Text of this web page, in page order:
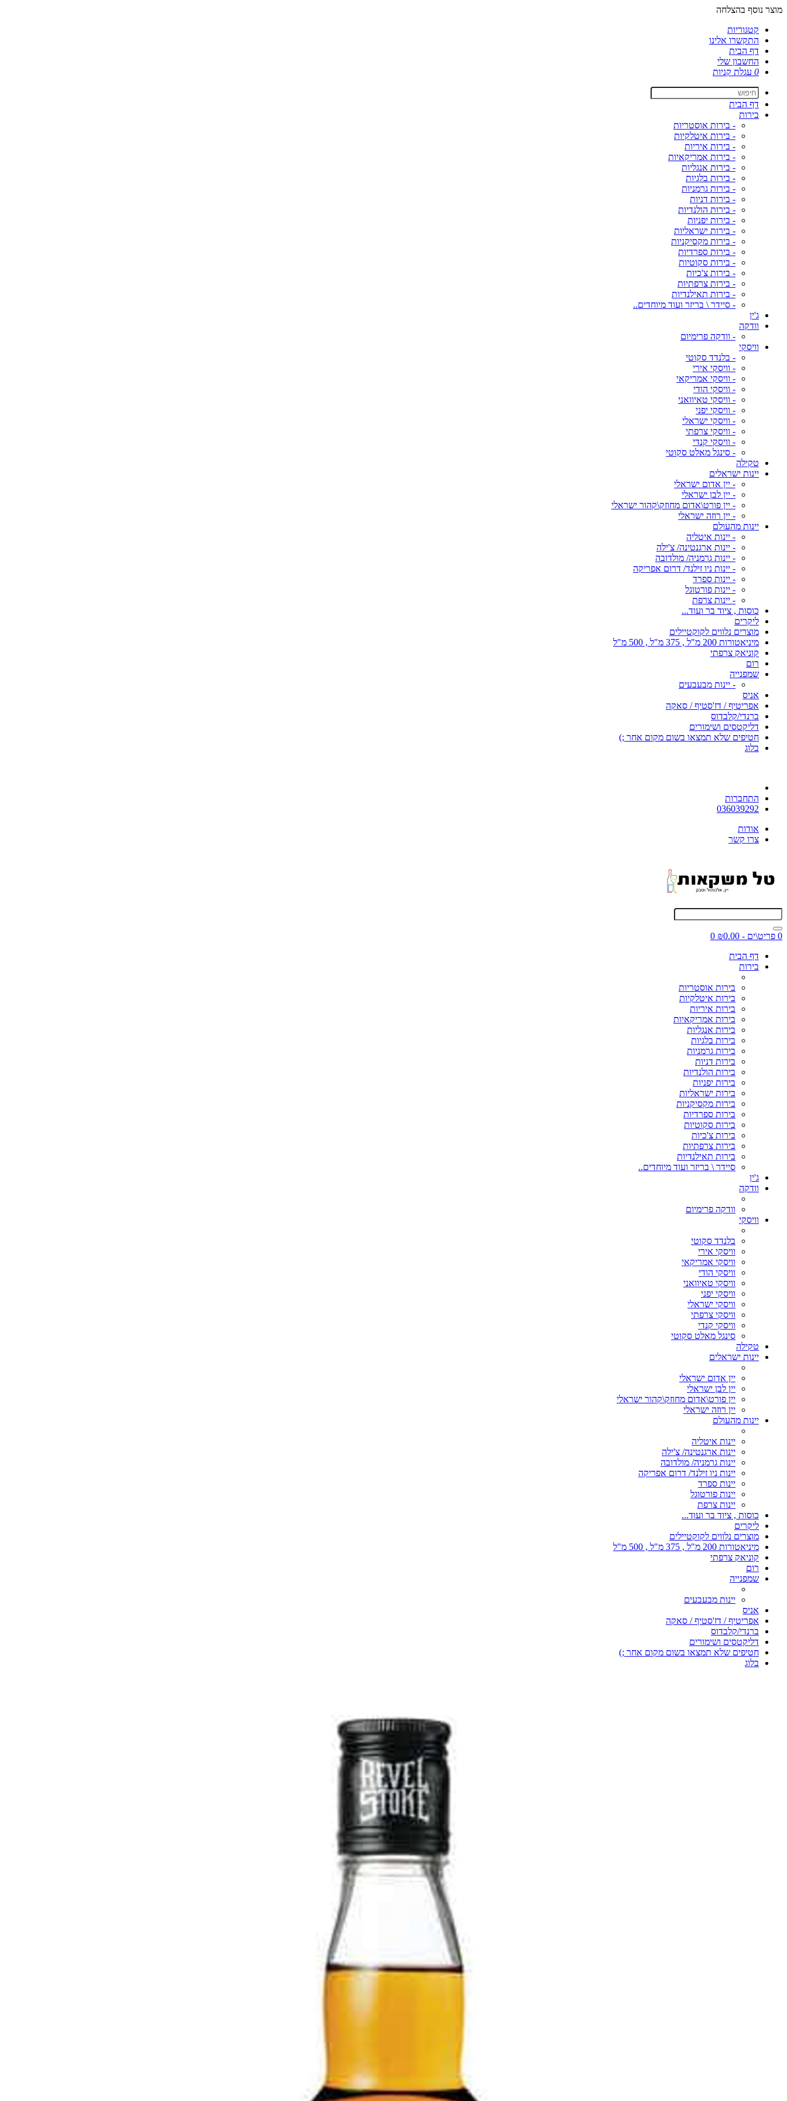
מוצר נוסף בהצלחה
קטגוריות
התקשרו אלינו
דף הבית
החשבון שלי
0 עגלת קניות
דף הבית
בירות
- בירות אוסטריות
- בירות איטלקיות
- בירות איריות
- בירות אמריקאיות
- בירות אנגליות
- בירות בלגיות
- בירות גרמניות
- בירות דניות
- בירות הולנדיות
- בירות יפניות
- בירות ישראליות
- בירות מקסיקניות
- בירות ספרדיות
- בירות סקוטיות
- בירות צ'כיות
- בירות צרפתיות
- בירות תאילנדיות
- סיידר \ בריזר ועוד מיוחדים..
ג'ין
וודקה
- וודקה פרימיום
וויסקי
- בלנדד סקוטי
- וויסקי אירי
- וויסקי אמריקאי
- וויסקי הודי
- וויסקי טאיוואני
- וויסקי יפני
- וויסקי ישראלי
- וויסקי צרפתי
- וויסקי קנדי
- סינגל מאלט סקוטי
טקילה
יינות ישראלים
- יין אדום ישראלי
- יין לבן ישראלי
- יין פורט\אדום מחוזק\קהור ישראלי
- יין רוזה ישראלי
יינות מהעולם
- יינות איטליה
- יינות ארגנטינה/ צ'ילה
- יינות גרמניה/ מולדובה
- יינות ניו זילנד/ דרום אפריקה
- יינות ספרד
- יינות פורטוגל
- יינות צרפת
כוסות , ציוד בר ועוד...
ליקרים
מוצרים נלווים לקוקטיילים
מיניאטורות 200 מ"ל , 375 מ"ל , 500 מ"ל
קוניאק צרפתי
רום
שמפנייה
- יינות מבעבעים
אניס
אפריטיף / דז'סטיף / סאקה
ברנדי/קלבדוס
דליקטסים ושימורים
חטיפים שלא תמצאו בשום מקום אחר ;)
בלוג
התחברות
036039292
אודות
צרו קשר
0 פריט\ים - ₪0.00
0
דף הבית
בירות
בירות אוסטריות
בירות איטלקיות
בירות איריות
בירות אמריקאיות
בירות אנגליות
בירות בלגיות
בירות גרמניות
בירות דניות
בירות הולנדיות
בירות יפניות
בירות ישראליות
בירות מקסיקניות
בירות ספרדיות
בירות סקוטיות
בירות צ'כיות
בירות צרפתיות
בירות תאילנדיות
סיידר \ בריזר ועוד מיוחדים..
ג'ין
וודקה
וודקה פרימיום
וויסקי
בלנדד סקוטי
וויסקי אירי
וויסקי אמריקאי
וויסקי הודי
וויסקי טאיוואני
וויסקי יפני
וויסקי ישראלי
וויסקי צרפתי
וויסקי קנדי
סינגל מאלט סקוטי
טקילה
יינות ישראלים
יין אדום ישראלי
יין לבן ישראלי
יין פורט\אדום מחוזק\קהור ישראלי
יין רוזה ישראלי
יינות מהעולם
יינות איטליה
יינות ארגנטינה/ צ'ילה
יינות גרמניה/ מולדובה
יינות ניו זילנד/ דרום אפריקה
יינות ספרד
יינות פורטוגל
יינות צרפת
כוסות , ציוד בר ועוד...
ליקרים
מוצרים נלווים לקוקטיילים
מיניאטורות 200 מ"ל , 375 מ"ל , 500 מ"ל
קוניאק צרפתי
רום
שמפנייה
יינות מבעבעים
אניס
אפריטיף / דז'סטיף / סאקה
ברנדי/קלבדוס
דליקטסים ושימורים
חטיפים שלא תמצאו בשום מקום אחר ;)
בלוג